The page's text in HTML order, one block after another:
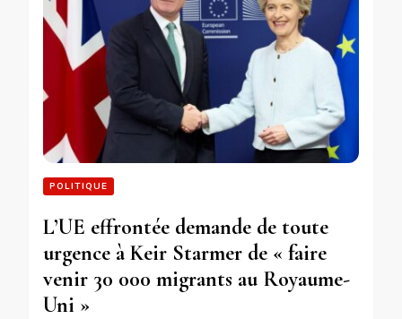
POLITIQUE
L’UE effrontée demande de toute
urgence à Keir Starmer de « faire
venir 30 000 migrants au Royaume-
Uni »